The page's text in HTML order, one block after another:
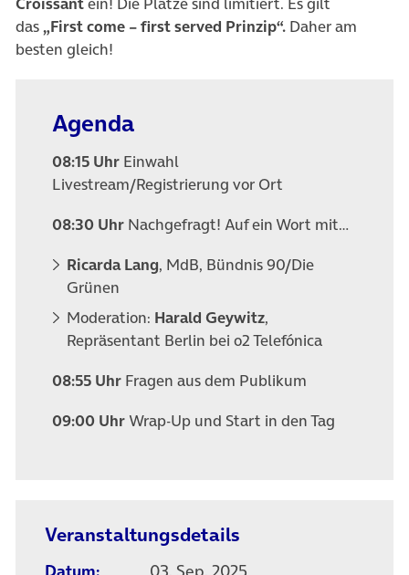
das„First come – first served Prinzip“. Daher am
besten gleich!
Agenda
08:15 Uhr Einwahl
Livestream/Registrierung vor Ort
08:30 Uhr Nachgefragt! Auf ein Wort mit…
Ricarda Lang, MdB, Bündnis 90/Die
Grünen
Moderation: Harald Geywitz,
Repräsentant Berlin bei o2 Telefónica
08:55 Uhr Fragen aus dem Publikum
09:00 Uhr Wrap-Up und Start in den Tag
Veranstaltungsdetails